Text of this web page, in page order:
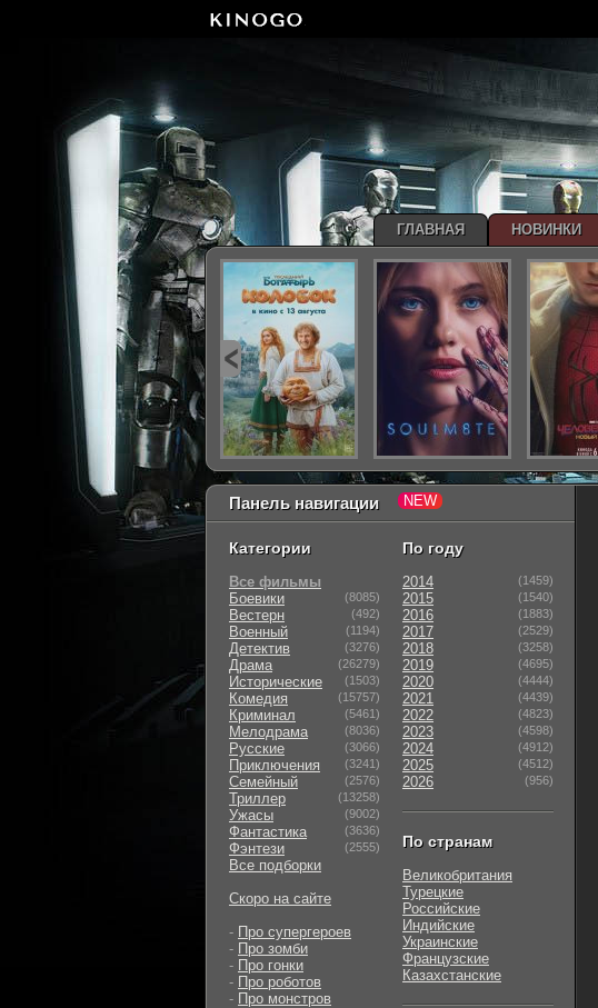
Панель навигации
Категории
Все фильмы
Боевики
(8085)
Вестерн (492)
Военный (1194)
Детектив (3276)
Драма (26279)
Исторические (1503)
Комедия (15757)
Криминал (5461)
Мелодрама (8036)
Русские (3066)
Приключения (3241)
Семейный (2576)
Триллер (13258)
Ужасы (9002)
Фантастика (3636)
Фэнтези (2555)
Все подборки
Скоро на сайте
- Про супергероев
- Про зомби
- Про гонки
- Про роботов
- Про монстров
По году
2014 (1459)
2015 (1540)
2016 (1883)
2017 (2529)
2018 (3258)
2019 (4695)
2020 (4444)
2021 (4439)
2022 (4823)
2023 (4598)
2024 (4912)
2025 (4512)
2026 (956)
По странам
Великобритания
Турецкие
Российские
Индийские
Украинские
Французские
Казахстанские
ГЛАВНАЯ НОВИНКИ